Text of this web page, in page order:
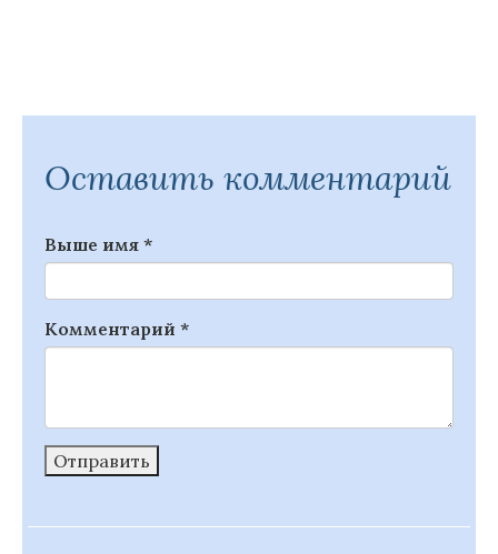
Оставить комментарий
Выше имя *
Комментарий *
Отправить